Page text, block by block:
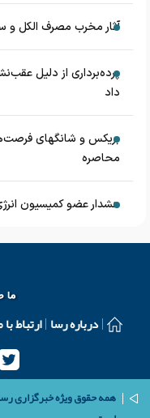
آثار مخرب مصرف الکل و
پرده‌برداری از دلیل
داد
بریکس و شانگهای
محاصره
هشدار عضو کمیسیون
درباره رسا ارتباط با
همه حقوق ویژه خبرگزاری